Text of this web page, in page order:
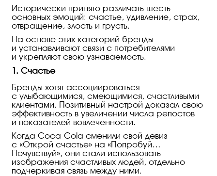
Исторически принято различать шесть
основных эмоций: счастье, удивление, страх,
отвращение, злость и грусть.
На основе этих категорий бренды
и устанавливают связи с потребителями
и укрепляют свою узнаваемость.
1. Счастье
Бренды хотят ассоциироваться
с улыбающимися, смеющимися, счастливыми
клиентами. Позитивный настрой доказал свою
эффективность в увеличении числа репостов
и показателей вовлеченности.
КогдаCoca-Cola сменили свой девиз
с «Открой счастье» на «Попробуй…
Почувствуй», они стали использовать
изображения счастливых людей, отдельно
подчеркивая связь между ними.